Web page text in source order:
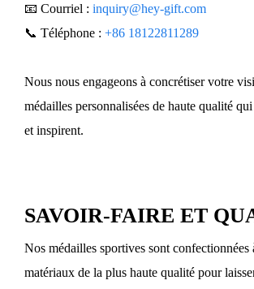
📧 Courriel : inquiry@hey-gift.com
📞 Téléphone : +86 18122811289
Nous nous engageons à concrétiser votre
médailles personnalisées de haute qualité
et inspirent.
SAVOIR-FAIRE ET
Nos médailles sportives sont confectionnées
matériaux de la plus haute qualité pour